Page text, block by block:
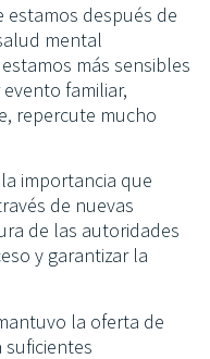
estamos después de
mental
más sensibles
familiar,
repercute mucho
importancia que
de nuevas
de las autoridades
y garantizar la
la oferta de
suficientes